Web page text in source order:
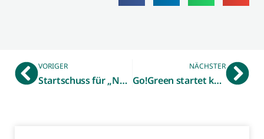
VORIGER
Startschuss für „Nacht der Ausbildung“ 2026 – Unternehmen aus dem Kreis Borken können sich jetzt anmelden
NÄCHSTER
Go!Green startet kostenfreie Nachhaltigkeitsangebote für Unternehmen im Westmünsterland